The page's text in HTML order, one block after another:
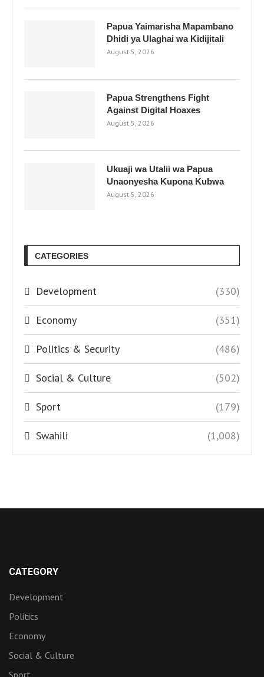
Papua Yaimarisha Mapambano
Dhidi ya Ulaghai wa Kidijitali
August 5, 2026
Papua Strengthens Fight
Against Digital Hoaxes
August 5, 2026
Ukuaji wa Utalii wa Papua
Unaonyesha Kupona Kubwa
August 5, 2026
CATEGORIES
Development (330)
Economy (351)
Politics & Security (486)
Social & Culture (502)
Sport (179)
Swahili (1,008)
CATEGORY
Development
Politics
Economy
Social & Culture
Sport